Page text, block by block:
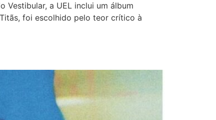
Vestibular, a UEL inclui um álbum
foi escolhido pelo teor crítico à